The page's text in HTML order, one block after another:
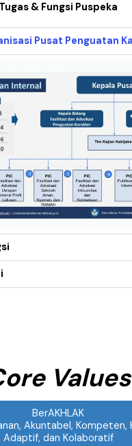
Tugas & Fungsi Puspeka
Pusat Penguatan
Values
BerAKHLAK
Akuntabel, Kompeten,
Adaptif, dan Kolaboratif